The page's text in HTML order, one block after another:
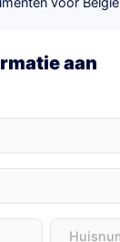
aan